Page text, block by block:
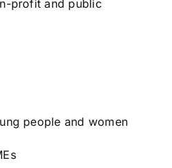
profit and public
people and women